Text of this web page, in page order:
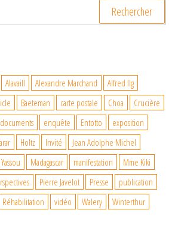
Alavaill Alexandre Marchand
Alfred Ilg
Baeteman carte postale Choa
Crucière
documents enquête Entotto
exposition
Holtz Invité
Jean Adolphe Michel
Madagascar manifestation
Mme Kiki
Pierre Javelot Presse
publication
Réhabilitation vidéo Walery
Winterthur